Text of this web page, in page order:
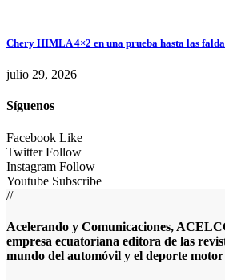
Chery HIMLA 4×2 en una prueba hasta las
julio 29, 2026
Síguenos
Facebook Like
Twitter Follow
Instagram Follow
Youtube Subscribe
//
Acelerando y Comunicaciones,
empresa ecuatoriana editora de las
mundo del automóvil y el deporte motor